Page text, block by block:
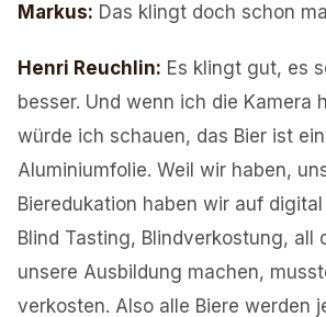
Markus: Das klingt doch schon
Henri Reuchlin: Es klingt gut, es
besser. Und wenn ich die Kamera
würde ich schauen, das Bier ist
Aluminiumfolie. Weil wir haben,
Bieredukation haben wir auf
Blind Tasting, Blindverkostung, all
unsere Ausbildung machen,
verkosten. Also alle Biere werden